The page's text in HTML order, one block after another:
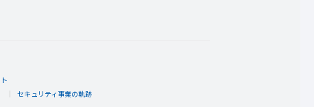
セキュリティ事業の軌跡